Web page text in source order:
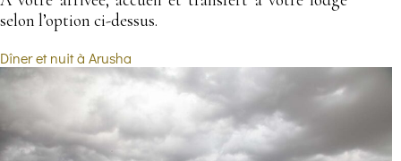
selon l’option ci-dessus.
Dîner et nuit à Arusha